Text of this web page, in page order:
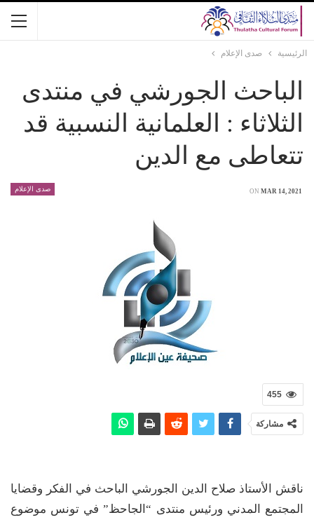
الرئيسية صدى الإعلام
الباحث الجورشي في منتدى
الثلاثاء : العلمانية النسبية قد
تتعاطى مع الدين
صدى الإعلام ON MAR 14, 2021
455
مشاركة
ناقش الأستاذ صلاح الدين الجورشي الباحث في الفكر وقضايا
المجتمع المدني ورئيس منتدى “الجاحظ” في تونس موضوع